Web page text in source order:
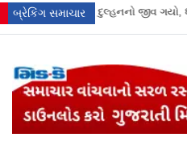
બ્રેકિંગ સમાચાર
ધરપકડ બાદ કહ્યું “હું ઘરે જઈ શકું?”